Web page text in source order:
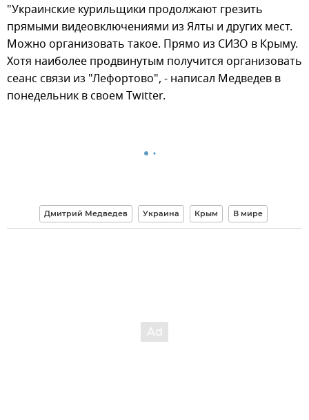
"Украинские курильщики продолжают грезить
прямыми видеовключениями из Ялты и других мест.
Можно организовать такое. Прямо из СИЗО в Крыму.
Хотя наиболее продвинутым получится организовать
сеанс связи из "Лефортово", - написал Медведев в
понедельник в своем Twitter.
Дмитрий Медведев Украина Крым В мире